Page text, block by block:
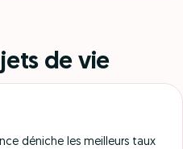
de vie
déniche les meilleurs taux